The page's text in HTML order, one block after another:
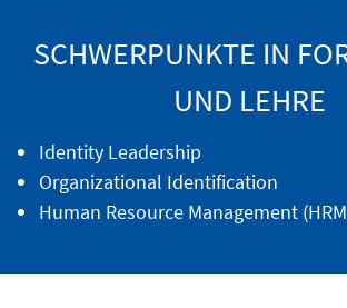
SCHWERPUNKTE IN
UND LEHRE
Identity Leadership
Organizational Identification
Human Resource Management